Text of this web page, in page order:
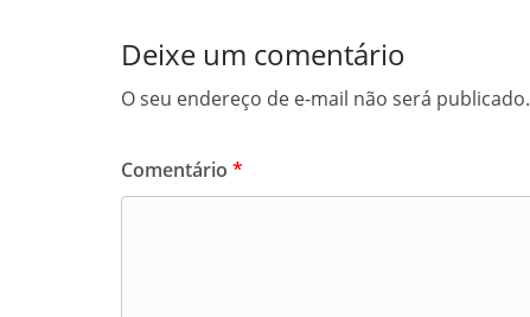
Deixe um comentário
O seu endereço de e-mail não será publicado.
Comentário *